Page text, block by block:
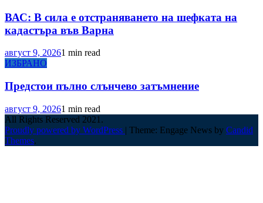
ВАС: В сила е отстраняването на шефката на
кадастъра във Варна
август 9, 20261 min read
ИЗБРАНО
Предстои пълно слънчево затъмнение
август 9, 20261 min read
All Rights Reserved 2021.
Proudly powered by WordPress | Theme: Engage News by Candid
Themes.